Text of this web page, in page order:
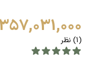
(1) نظر